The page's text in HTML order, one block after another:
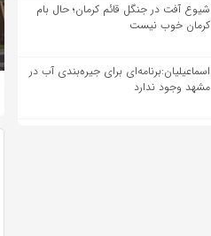
شیوع آفت در جنگل قائم کرمان؛ حال بام
کرمان خوب نیست
اسماعیلیان:برنامه‌ای برای جیره‌بندی آب در
مشهد وجود ندارد